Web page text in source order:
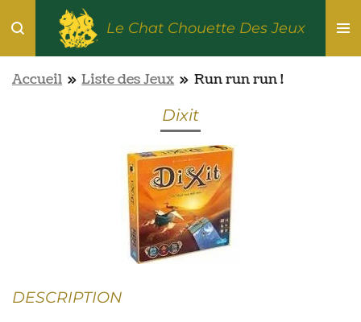
Passer
contenu
principal
Le Chat Chouette Des Jeux
Accueil » Liste des Jeux » Run run run !
Dixit
DESCRIPTION